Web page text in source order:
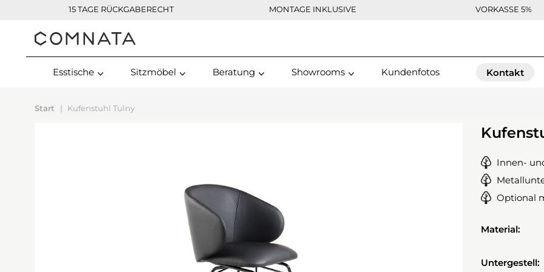
15 TAGE RÜCKGABERECHT MONTAGE INKLUSIVE VORKASSE 5%
Kontakt
Esstische Sitzmöbel Beratung Showrooms Kundenfotos Kontakt
Start Kufenstuhl Tulny
Innen-
Optional
Material:
Untergestell: